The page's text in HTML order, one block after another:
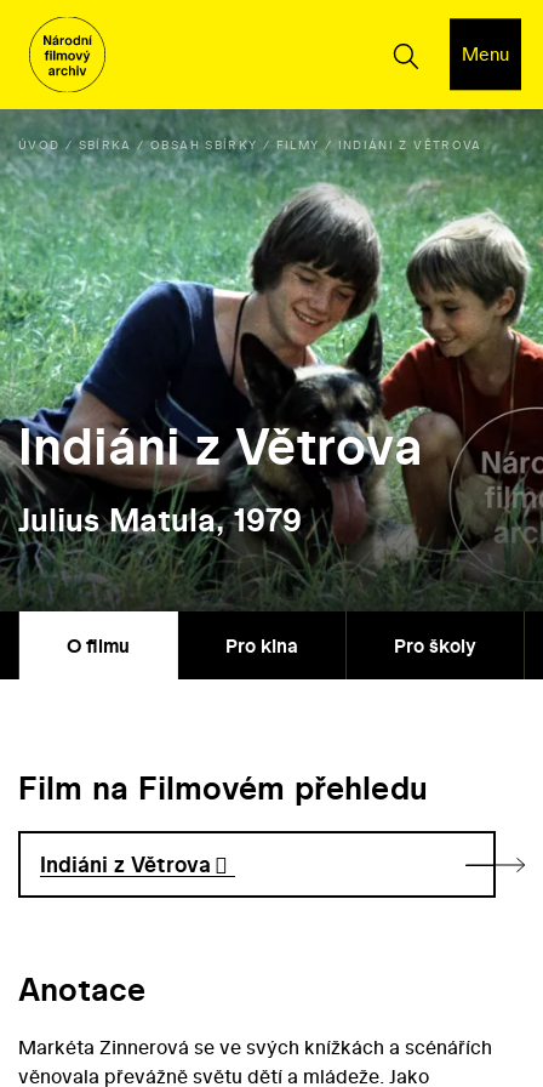
Menu
ÚVOD SBÍRKA OBSAH SBÍRKY FILMY INDIÁNI Z VĚTROVA
Indiáni z Větrova
Julius Matula, 1979
O filmu Pro kina Pro školy
Film na Filmovém přehledu
Indiáni z Větrova
Anotace
Markéta Zinnerová se ve svých knížkách a scénářích
věnovala převážně světu dětí a mládeže. Jako